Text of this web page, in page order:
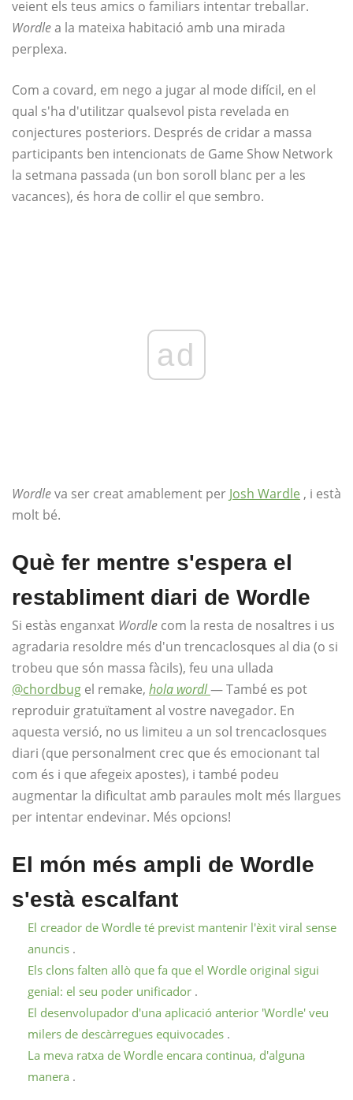
veient els teus amics o familiars intentar treballar.
Wordlea la mateixa habitació amb una mirada
perplexa.
Com a covard, em nego a jugar al mode difícil, en el
qual s'ha d'utilitzar qualsevol pista revelada en
conjectures posteriors. Després de cridar a massa
participants ben intencionats de Game Show Network
la setmana passada (un bon soroll blanc per a les
vacances), és hora de collir el que sembro.
ad
Wordleva ser creat amablement per Josh Wardle , i està
molt bé.
Què fer mentre s'espera el
restabliment diari de Wordle
Si estàs enganxat Wordle com la resta de nosaltres i us
agradaria resoldre més d'un trencaclosques al dia (o si
trobeu que són massa fàcils), feu una ullada
@chordbug el remake, hola wordl— També es pot
reproduir gratuïtament al vostre navegador. En
aquesta versió, no us limiteu a un sol trencaclosques
diari (que personalment crec que és emocionant tal
com és i que afegeix apostes), i també podeu
augmentar la dificultat amb paraules molt més llargues
per intentar endevinar. Més opcions!
El món més ampli de Wordle
s'està escalfant
El creador de Wordle té previst mantenir l'èxit viral sense
anuncis .
Els clons falten allò que fa que el Wordle original sigui
genial: el seu poder unificador .
El desenvolupador d'una aplicació anterior 'Wordle' veu
milers de descàrregues equivocades .
La meva ratxa de Wordle encara continua, d'alguna
manera .